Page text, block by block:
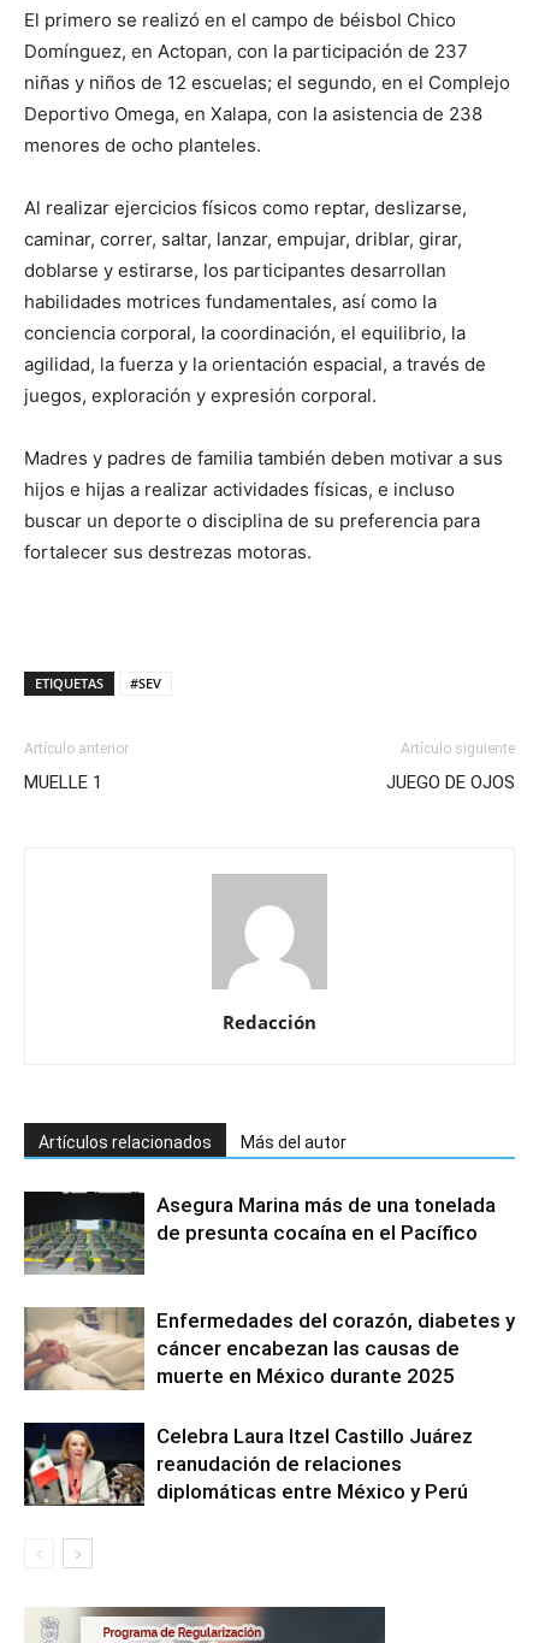
El primero se realizó en el campo de béisbol Chico
Domínguez, en Actopan, con la participación de 237
niñas y niños de 12 escuelas; el segundo, en el Complejo
Deportivo Omega, en Xalapa, con la asistencia de 238
menores de ocho planteles.
Al realizar ejercicios físicos como reptar, deslizarse,
caminar, correr, saltar, lanzar, empujar, driblar, girar,
doblarse y estirarse, los participantes desarrollan
habilidades motrices fundamentales, así como la
conciencia corporal, la coordinación, el equilibrio, la
agilidad, la fuerza y la orientación espacial, a través de
juegos, exploración y expresión corporal.
Madres y padres de familia también deben motivar a sus
hijos e hijas a realizar actividades físicas, e incluso
buscar un deporte o disciplina de su preferencia para
fortalecer sus destrezas motoras.
ETIQUETAS #SEV
Artículo anterior
MUELLE 1
Artículo siguiente
JUEGO DE OJOS
Redacción
Artículos relacionados Más del autor
Asegura Marina más de una tonelada
de presunta cocaína en el Pacífico
Enfermedades del corazón, diabetes y
cáncer encabezan las causas de
muerte en México durante 2025
Celebra Laura Itzel Castillo Juárez
reanudación de relaciones
diplomáticas entre México y Perú